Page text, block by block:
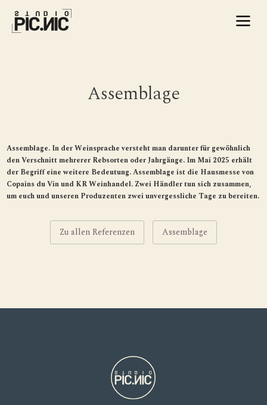
Assemblage
Assemblage. In der Weinsprache versteht man darunter für gewöhnlich
den Verschnitt mehrerer Rebsorten oder Jahrgänge. Im Mai 2025 erhält
der Begriff eine weitere Bedeutung. Assemblage ist die Hausmesse von
Copains du Vin und KR Weinhandel. Zwei Händler tun sich zusammen,
um euch und unseren Produzenten zwei unvergessliche Tage zu bereiten.
Zu allen Referenzen Assemblage